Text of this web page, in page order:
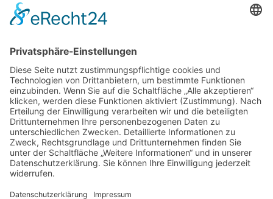
Südafrika – Allgemeine Informationen
mehr Touristen an
Ukhahlamba
Drakensberg
Park erleben
Namibia – eine